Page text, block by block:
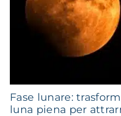
Fase lunare:
luna piena per